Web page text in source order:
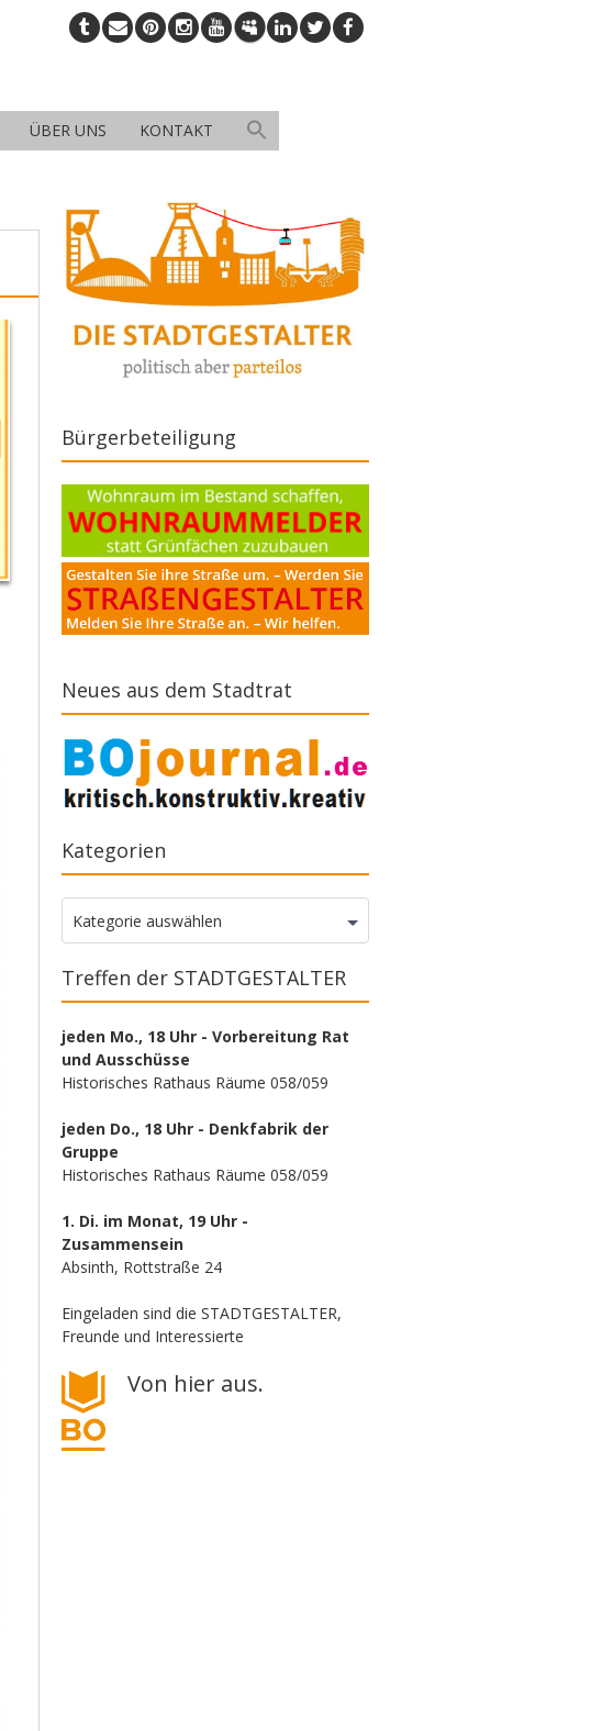
ÜBER UNS KONTAKT
Bürgerbeteiligung
Neues aus dem Stadtrat
Kategorien
Kategorien
Kategorie auswählen
Treffen der STADTGESTALTER
jeden Mo., 18 Uhr - Vorbereitung Rat
und Ausschüsse
Historisches Rathaus Räume 058/059
jeden Do., 18 Uhr - Denkfabrik der
Gruppe
Historisches Rathaus Räume 058/059
1. Di. im Monat, 19 Uhr -
Zusammensein
Absinth, Rottstraße 24
Eingeladen sind die STADTGESTALTER,
Freunde und Interessierte
Von hier aus.